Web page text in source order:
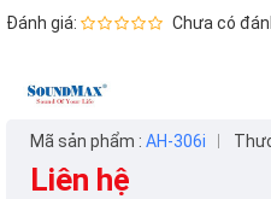
Đánh giá: Chưa có
Mã sản phẩm : AH-306i
Liên hệ